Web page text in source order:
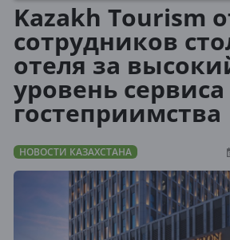
Kazakh Tourism
сотрудников
отеля за
уровень
гостеприимства
НОВОСТИ КАЗАХСТАНА